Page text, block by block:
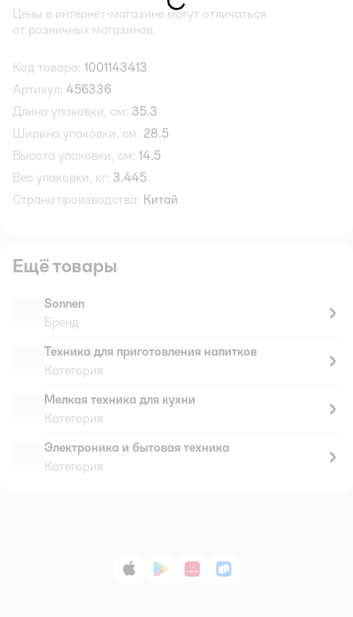
Цены в интернет-магазине могут отличаться
от розничных магазинов.
Код товара: 1001143413
Артикул: 456336
Длина упаковки, см: 35.3
Ширина упаковки, см: 28.5
Высота упаковки, см: 14.5
Вес упаковки, кг: 3.445
Страна производства: Китай
Ещё товары
Sonnen
Бренд
Техника для приготовления напитков
Категория
Мелкая техника для кухни
Категория
Электроника и бытовая техника
Категория
App StoreGoogle Play
AppGallery
RuStore